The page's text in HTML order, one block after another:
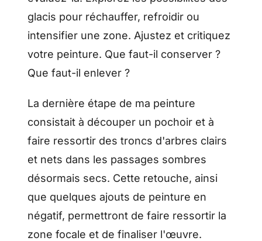
glacis pour réchauffer, refroidir ou
intensifier une zone. Ajustez et critiquez
votre peinture. Que faut-il conserver ?
Que faut-il enlever ?
La dernière étape de ma peinture
consistait à découper un pochoir et à
faire ressortir des troncs d'arbres clairs
et nets dans les passages sombres
désormais secs. Cette retouche, ainsi
que quelques ajouts de peinture en
négatif, permettront de faire ressortir la
zone focale et de finaliser l'œuvre.